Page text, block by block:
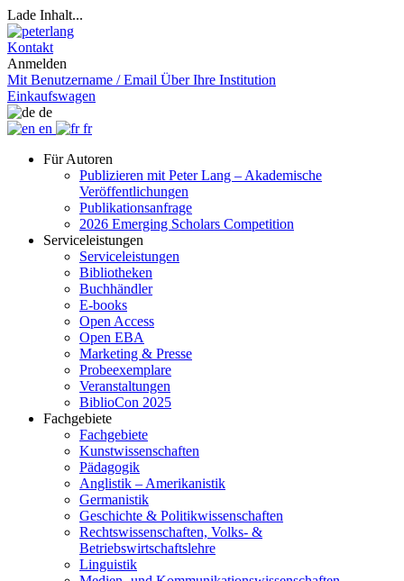
Lade Inhalt...
Kontakt
Anmelden
Mit Benutzername / Email Über Ihre Institution
Einkaufswagen
de
en
fr
Für Autoren
Publizieren mit Peter Lang – Akademische
Veröffentlichungen
Publikationsanfrage
2026 Emerging Scholars Competition
Serviceleistungen
Serviceleistungen
Bibliotheken
Buchhändler
E-books
Open Access
Open EBA
Marketing & Presse
Probeexemplare
Veranstaltungen
BiblioCon 2025
Fachgebiete
Fachgebiete
Kunstwissenschaften
Pädagogik
Anglistik – Amerikanistik
Germanistik
Geschichte & Politikwissenschaften
Rechtswissenschaften, Volks- &
Betriebswirtschaftslehre
Linguistik